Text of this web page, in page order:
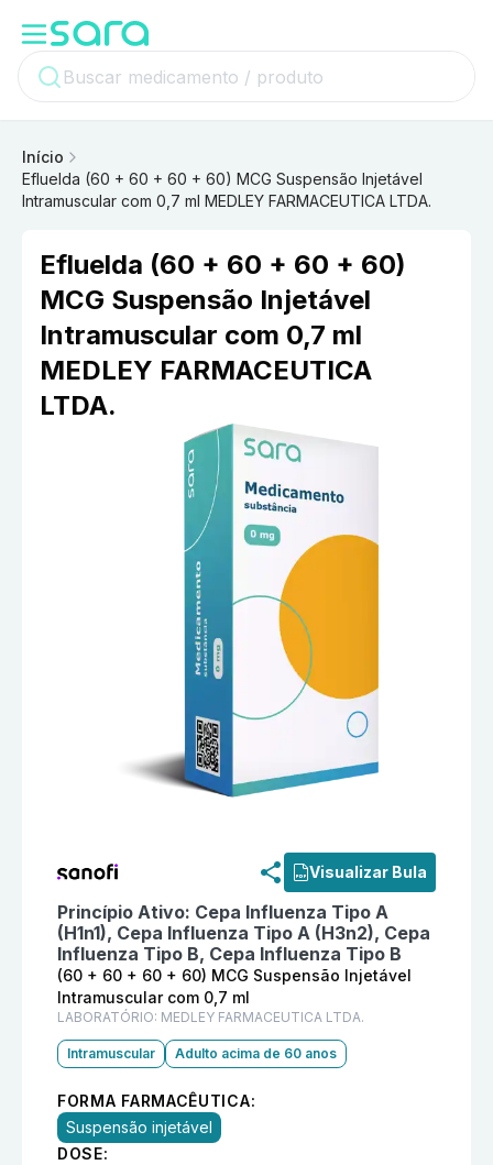
Início
Efluelda (60 + 60 + 60 + 60) MCG Suspensão Injetável
Intramuscular com 0,7 ml MEDLEY FARMACEUTICA LTDA.
Efluelda (60 + 60 + 60 + 60)
MCG Suspensão Injetável
Intramuscular com 0,7 ml
MEDLEY FARMACEUTICA
LTDA.
Visualizar Bula
Princípio Ativo: Cepa Influenza Tipo A
(H1n1), Cepa Influenza Tipo A (H3n2), Cepa
Influenza Tipo B, Cepa Influenza Tipo B
(60 + 60 + 60 + 60) MCG Suspensão Injetável
Intramuscular com 0,7 ml
LABORATÓRIO: MEDLEY FARMACEUTICA LTDA.
Intramuscular Adulto acima de 60 anos
FORMA FARMACÊUTICA:
Suspensão injetável
DOSE: